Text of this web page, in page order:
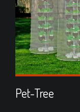
Pet-Tree